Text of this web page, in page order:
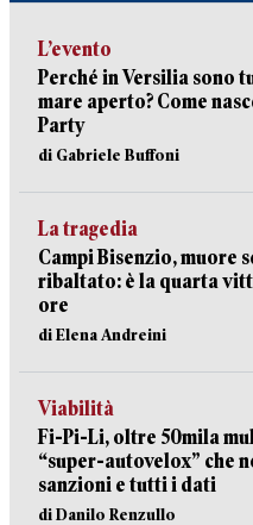
L’evento
Perché in Versilia sono
mare aperto? Come
Party
di Gabriele Buffoni
La tragedia
Campi Bisenzio, muore
ribaltato: è la quarta
ore
di Elena Andreini
Viabilità
Fi-Pi-Li, oltre 50mila
“super-autovelox” che
sanzioni e tutti i dati
di Danilo Renzullo